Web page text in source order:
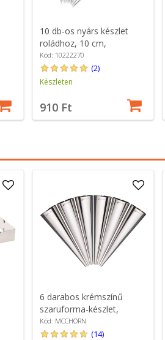
10 db-os nyárs készlet
roládhoz, 10 cm,
rozsdamentes acél -
Westmark
Kód: 10222270
(2)
Készleten
910 Ft
6 darabos krémszínű
szaruforma-készlet,
rozsdamentes acél -
MasterClass
Kód: MCCHORN
(14)